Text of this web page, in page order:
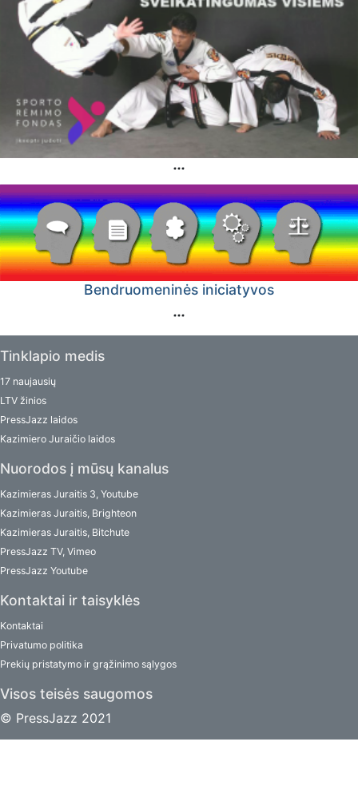
Bendruomeninės iniciatyvos
Tinklapio medis
17 naujausių
LTV žinios
PressJazz laidos
Kazimiero Juraičio laidos
Nuorodos į mūsų kanalus
Kazimieras Juraitis 3, Youtube
Kazimieras Juraitis, Brighteon
Kazimieras Juraitis, Bitchute
PressJazz TV, Vimeo
PressJazz Youtube
Kontaktai ir taisyklės
Kontaktai
Privatumo politika
Prekių pristatymo ir grąžinimo sąlygos
Visos teisės saugomos
© PressJazz 2021